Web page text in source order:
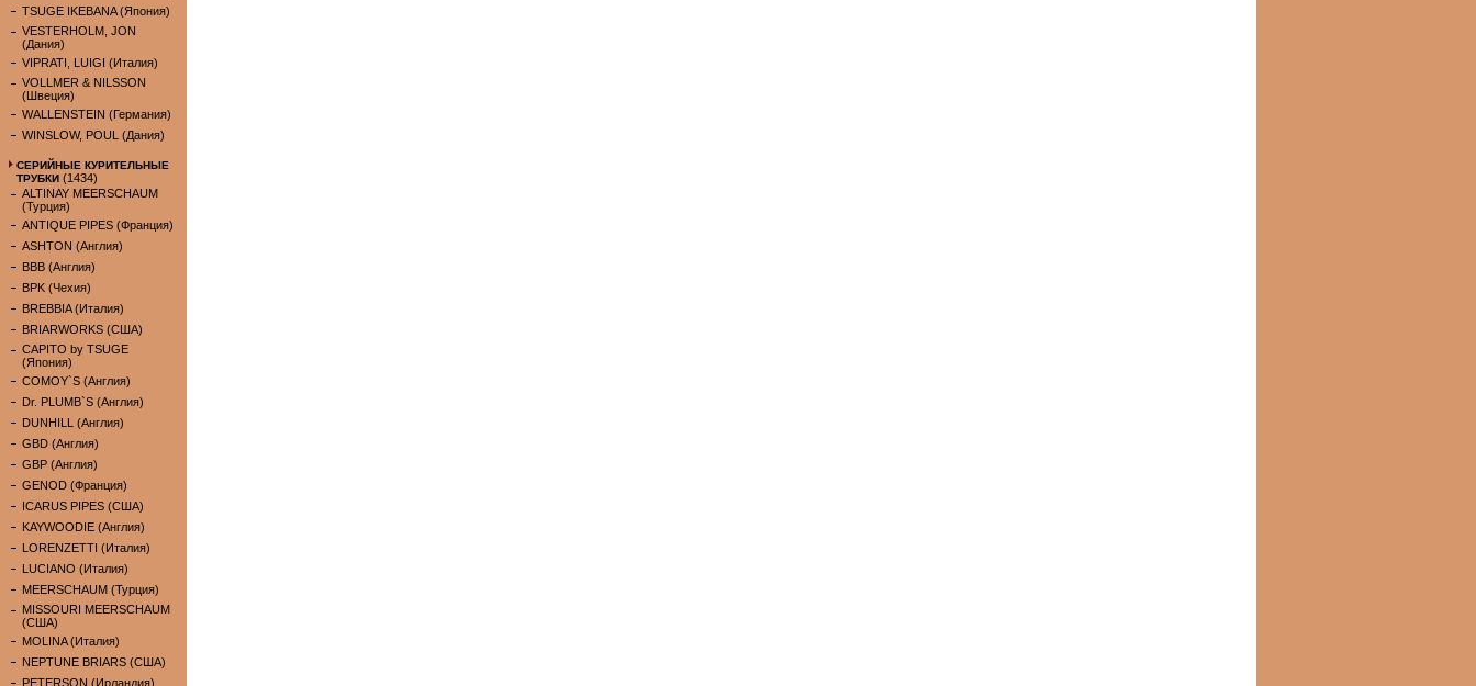
TSUGE IKEBANA (Япония)
VESTERHOLM, JON
(Дания)
VIPRATI, LUIGI (Италия)
VOLLMER & NILSSON
(Швеция)
WALLENSTEIN (Германия)
WINSLOW, POUL (Дания)
СЕРИЙНЫЕ КУРИТЕЛЬНЫЕ
ТРУБКИ (1434)
ALTINAY MEERSCHAUM
(Турция)
ANTIQUE PIPES (Франция)
ASHTON (Англия)
BBB (Англия)
BPK (Чехия)
BREBBIA (Италия)
BRIARWORKS (США)
CAPITO by TSUGE
(Япония)
COMOY`S (Англия)
Dr. PLUMB`S (Англия)
DUNHILL (Англия)
GBD (Англия)
GBP (Англия)
GENOD (Франция)
ICARUS PIPES (США)
KAYWOODIE (Англия)
LORENZETTI (Италия)
LUCIANO (Италия)
MEERSCHAUM (Турция)
MISSOURI MEERSCHAUM
(США)
MOLINA (Италия)
NEPTUNE BRIARS (США)
PETERSON (Ирландия)